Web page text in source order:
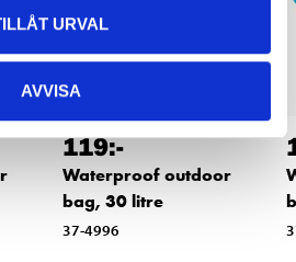
URVAL
AVVISA
119:-
Waterproof outdoor
bag, 30 litre
37-4996